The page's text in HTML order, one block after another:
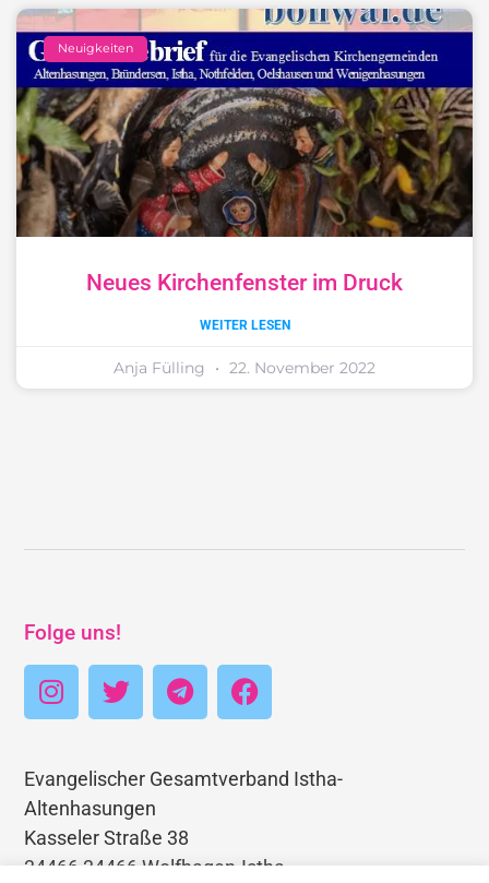
Neuigkeiten
Neues Kirchenfenster im Druck
WEITER LESEN
Anja Fülling 22. November 2022
Folge uns!
Evangelischer Gesamtverband Istha-
Altenhasungen
Kasseler Straße 38
34466 34466 Wolfhagen-Istha